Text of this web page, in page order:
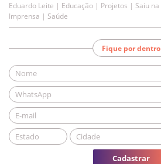
Eduardo Leite | Educação | Projetos | Saiu na
Imprensa | Saúde
Fique por dentro
Cadastrar